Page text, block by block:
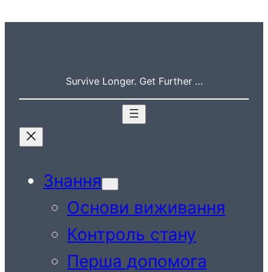
Survive Longer. Get Further …
Знання
Основи виживання
Контроль стану
Перша допомога